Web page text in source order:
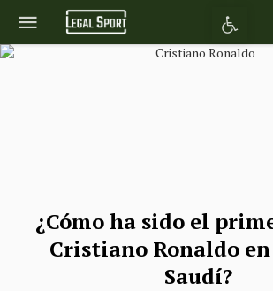
Abrir barra
¿Cómo ha sido el
Cristiano Ronaldo
Saudí?